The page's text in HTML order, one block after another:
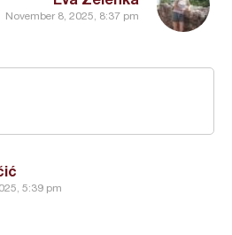
November 8, 2025, 8:37 pm
5:39 pm